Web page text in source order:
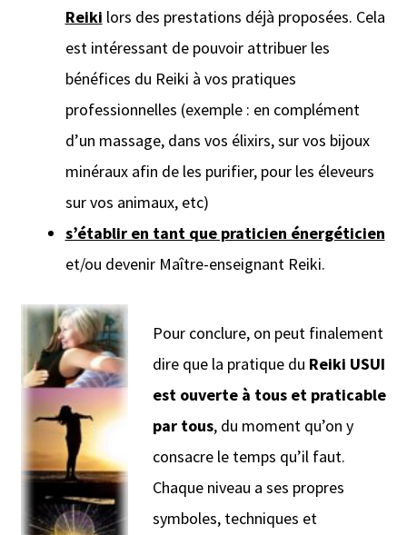
Reiki lors des prestations déjà proposées. Cela
est intéressant de pouvoir attribuer les
bénéfices du Reiki à vos pratiques
professionnelles (exemple : en complément
d’un massage, dans vos élixirs, sur vos bijoux
minéraux afin de les purifier, pour les éleveurs
sur vos animaux, etc)
s’établir en tant que praticien énergéticien
et/ou devenir Maître-enseignant Reiki.
Pour conclure, on peut finalement
dire que la pratique du Reiki USUI
est ouverte à tous et praticable
par tous, du moment qu’on y
consacre le temps qu’il faut.
Chaque niveau a ses propres
symboles, techniques et